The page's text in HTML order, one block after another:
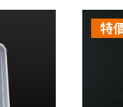
組裝的能力，請
錯誤造成損壞需
特